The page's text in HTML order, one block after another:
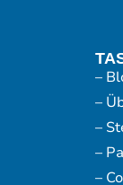
–
–
–
–
–